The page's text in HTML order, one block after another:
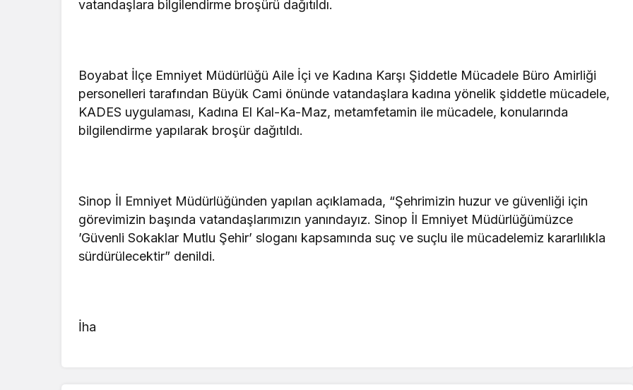
vatandaşlara bilgilendirme broşürü dağıtıldı.
Boyabat İlçe Emniyet Müdürlüğü Aile İçi ve Kadına Karşı Şiddetle Mücadele Büro Amirliği
personelleri tarafından Büyük Cami önünde vatandaşlara kadına yönelik şiddetle mücadele,
KADES uygulaması, Kadına El Kal-Ka-Maz, metamfetamin ile mücadele, konularında
bilgilendirme yapılarak broşür dağıtıldı.
Sinop İl Emniyet Müdürlüğünden yapılan açıklamada, “Şehrimizin huzur ve güvenliği için
görevimizin başında vatandaşlarımızın yanındayız. Sinop İl Emniyet Müdürlüğümüzce
’Güvenli Sokaklar Mutlu Şehir’ sloganı kapsamında suç ve suçlu ile mücadelemiz kararlılıkla
sürdürülecektir” denildi.
İha